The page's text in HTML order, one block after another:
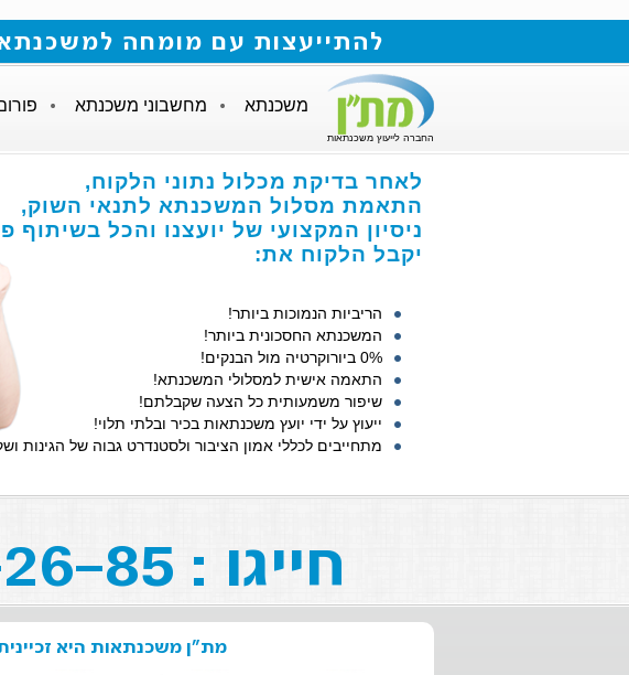
להתייעצות עם מומחה למשכנתאות חייגו 073-211-26-85
החברה לייעוץ משכנתאות
משכנתא מחשבוני משכנתא
לאחר בדיקת מכלול נתוני הלקוח,
התאמת מסלול המשכנתא לתנאי השוק,
ניסיון המקצועי של יועצנו והכל
יקבל הלקוח את:
הריביות הנמוכות ביותר!
המשכנתא החסכונית ביותר!
0% ביורוקרטיה מול הבנקים!
התאמה אישית למסלולי המשכנתא!
שיפור משמעותית כל הצעה שקבלתם!
ייעוץ על ידי יועץ משכנתאות בכיר ובלתי תלוי!
מתחייבים לכללי אמון הציבור ולסטנדרט גבוה של הגינות
חייגו : 073-211-26-85
מת"ן משכנתאות היא